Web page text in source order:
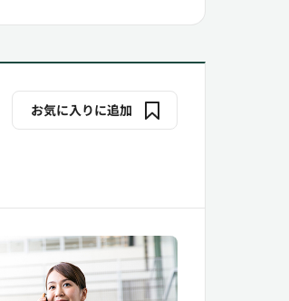
お気に入りに追加